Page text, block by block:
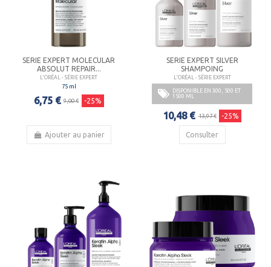
SERIE EXPERT MOLECULAR
ABSOLUT REPAIR...
L'ORÉAL - SÉRIE EXPERT
75 ml
6,75 € 9,00 € -25%
Ajouter au panier
SERIE EXPERT SILVER
SHAMPOING
L'ORÉAL - SÉRIE EXPERT
DISPONIBLE EN 300, 500 ET
1500 ML
10,48 € 13,97 € -25%
Consulter